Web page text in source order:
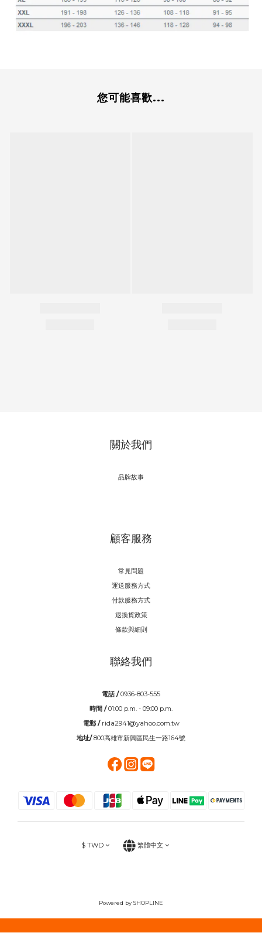
您可能喜歡...
關於我們
品牌故事
顧客服務
常見問題
運送服務方式
付款服務方式
退換貨政策
條款與細則
聯絡我們
電話 /0936-803-555
時間 /01:00 p.m. - 09:00 p.m.
電郵 / rida2941@yahoo.com.tw
地址/800高雄市新興區民生一路164號
$ TWD 繁體中文
Powered by SHOPLINE